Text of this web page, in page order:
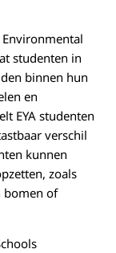
studenten in
binnen hun
en
EYA studenten
verschil
kunnen
zoals
bomen of